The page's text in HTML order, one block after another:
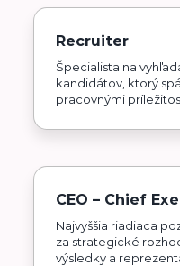
Recruiter
Špecialista na
kandidátov, ktorý
pracovnými
CEO – Chief
Najvyššia riadiaca
za strategické
výsledky a